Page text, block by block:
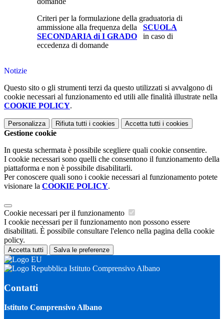
Criteri per la formulazione della graduatoria di
ammissione alla frequenza della SCUOLA
SECONDARIA di I GRADO in caso di
eccedenza di domande
Notizie
Questo sito o gli strumenti terzi da questo utilizzati si avvalgono di
cookie necessari al funzionamento ed utili alle finalità illustrate nella
COOKIE POLICY.
Personalizza Rifiuta tutti i cookies Accetta tutti i cookies
Gestione cookie
In questa schermata è possibile scegliere quali cookie consentire.
I cookie necessari sono quelli che consentono il funzionamento della
piattaforma e non è possibile disabilitarli.
Per conoscere quali sono i cookie necessari al funzionamento potete
visionare la COOKIE POLICY.
Cookie necessari per il funzionamento
I cookie necessari per il funzionamento non possono essere
disabilitati. È possibile consultare l'elenco nella pagina della cookie
policy.
Accetta tutti Salva le preferenze
Istituto Comprensivo Albano
Contatti
Istituto Comprensivo Albano